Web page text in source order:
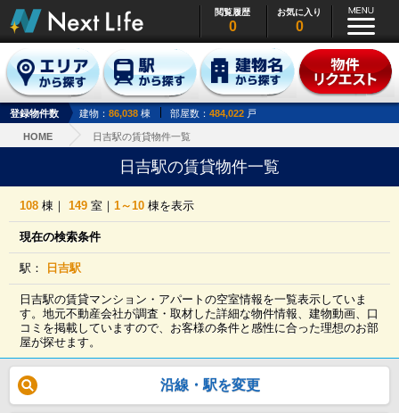
閲覧履歴
0
お気に入り
0
登録物件数 建物： 86,038 棟 部屋数： 484,022 戸
HOME 日吉駅の賃貸物件一覧
日吉駅の賃貸物件一覧
108 棟｜149 室｜1～10 棟を表示
現在の検索条件
駅： 日吉駅
日吉駅の賃貸マンション・アパートの空室情報を一覧表示していま
す。地元不動産会社が調査・取材した詳細な物件情報、建物動画、口
コミを掲載していますので、お客様の条件と感性に合った理想のお部
屋が探せます。
沿線・駅を変更